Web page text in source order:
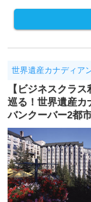
世界遺産カナディア
【ビジネスクラ
巡る！世界遺産カ
バンクーバー2都